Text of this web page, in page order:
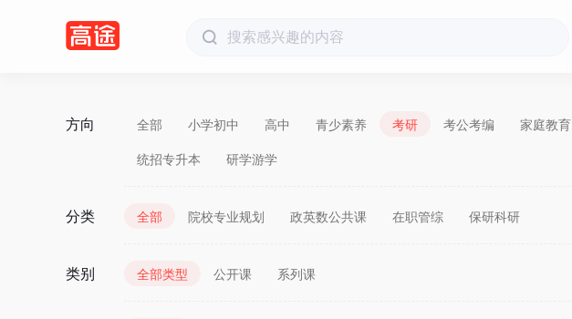
方向 全部 小学初中 高中 青少素养 考研 考公考编 家庭教育
统招专升本
研学游学
分类 全部 院校专业规划 政英数公共课 在职管综 保研科研
类别 全部类型 公开课 系列课